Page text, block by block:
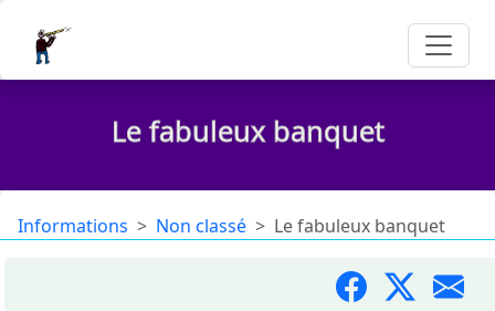
Le fabuleux banquet
Informations Non classé Le fabuleux banquet